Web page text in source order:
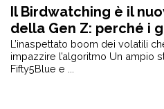
Il Birdwatching è il
della Gen Z: perché i
preferiscono i
L’inaspettato boom dei volatili
impazzire l’algoritmo Un ampio
Fifty5Blue e ...